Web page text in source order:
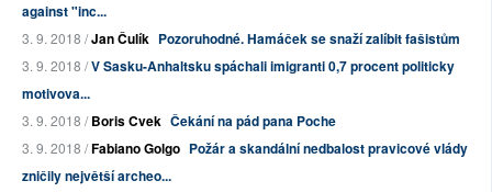
against "inc...
3. 9. 2018 /Jan Čulík Pozoruhodné. Hamáček se snaží zalíbit fašistům
3. 9. 2018 /V Sasku-Anhaltsku spáchali imigranti 0,7 procent politicky
motivova...
3. 9. 2018 /Boris Cvek Čekání na pád pana Poche
3. 9. 2018 /Fabiano Golgo Požár a skandální nedbalost pravicové vlády
zničily největší archeo...